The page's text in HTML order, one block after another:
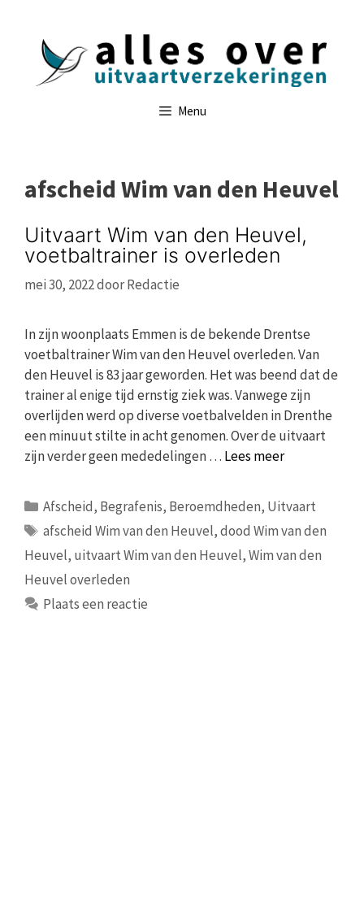
Menu
afscheid Wim van den Heuvel
Uitvaart Wim van den Heuvel,
voetbaltrainer is overleden
mei 30, 2022doorRedactie
In zijn woonplaats Emmen is de bekende Drentse
voetbaltrainer Wim van den Heuvel overleden. Van
den Heuvel is 83 jaar geworden. Het was beend dat de
trainer al enige tijd ernstig ziek was. Vanwege zijn
overlijden werd op diverse voetbalvelden in Drenthe
een minuut stilte in acht genomen. Over de uitvaart
zijn verder geen mededelingen … Lees meer
Categorieën
Afscheid, Begrafenis, Beroemdheden, Uitvaart
Tags
afscheid Wim van den Heuvel,dood Wim van den
Heuvel, uitvaart Wim van den Heuvel,Wim van den
Heuvel overleden
Plaats een reactie